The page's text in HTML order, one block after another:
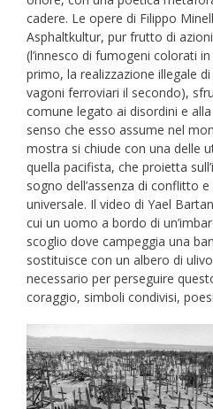
cadere. Le opere di Filippo
Asphaltkultur, pur frutto di
(l’innesco di fumogeni colorati
primo, la realizzazione illegale
vagoni ferroviari il secondo),
comune legato ai disordini e
senso che esso assume nel
mostra si chiude con una delle
quella pacifista, che proietta
sogno dell’assenza di conflitto
universale. Il video di Yael
cui un uomo a bordo di
scoglio dove campeggia una
sostituisce con un albero di
necessario per perseguire
coraggio, simboli condivisi,